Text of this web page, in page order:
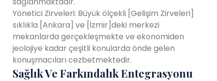
Yönetici Zirveleri: Büyük ölçekli [Gelişim Zirveleri]
sıklıkla [Ankara] ve [İzmir]deki merkezi
mekanlarda gerçekleşmekte ve ekonomiden
jeolojiye kadar çeşitli konularda önde gelen
konuşmacıları cezbetmektedir.
Sağlık Ve Farkındalık Entegrasyonu